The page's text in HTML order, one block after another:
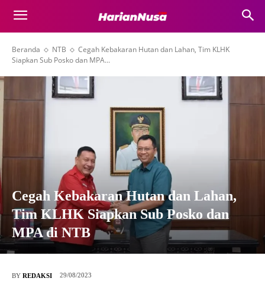
Beranda NTB
Cegah Kebakaran Hutan dan Lahan, Tim KLHK
Siapkan Sub Posko dan MPA...
Cegah Kebakaran Hutan dan Lahan,
Tim KLHK Siapkan Sub Posko dan
MPA di NTB
BY REDAKSI 29/08/2023